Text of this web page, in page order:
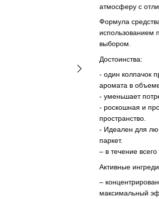
атмосферу с
Формула
использованием
выбором.
Достоинства:
- один колпачок
аромата в
- уменьшает
- роскошная и
пространство.
- Идеален для
паркет.
– в течение
Активные
–
максимальный